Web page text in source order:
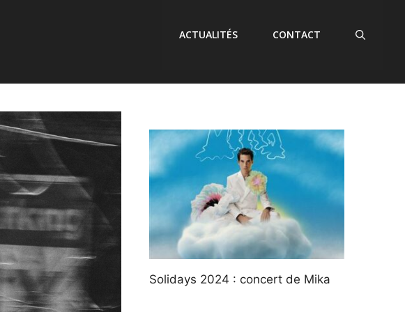
ACTUALITÉS CONTACT
Solidays 2024 : concert de Mika